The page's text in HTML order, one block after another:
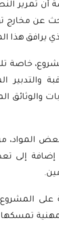
أن تمرير
عن مخارج
يرافق هذا
خاصة
المواد،
إضافة إلى
على